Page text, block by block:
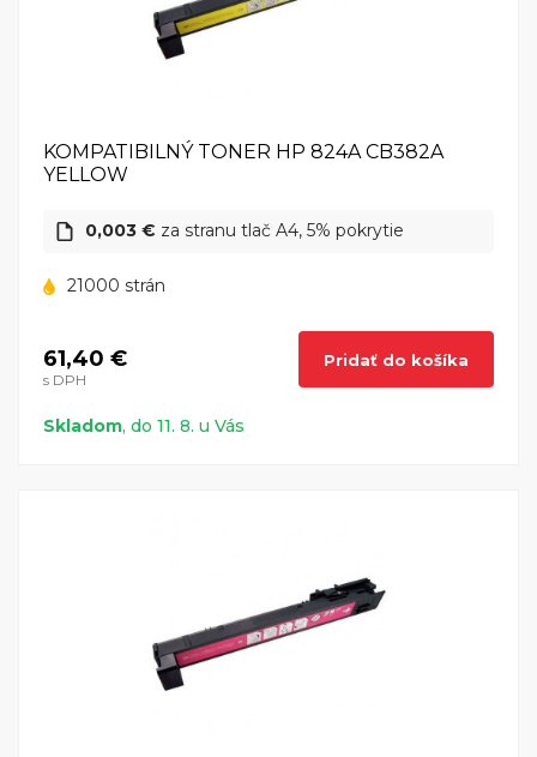
KOMPATIBILNÝ TONER HP 824A CB382A
YELLOW
0,003 € za stranu tlač A4, 5% pokrytie
21000 strán
61,40 €
s DPH
Pridať do košíka
Skladom, do 11. 8. u Vás